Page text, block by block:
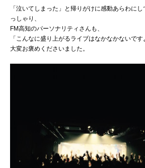
「泣いてしまった」と帰りがけに感動あらわに
っしゃり、
FM高知のパーソナリティさんも、
「こんなに盛り上がるライブはなかなかないです
大変お褒めくださいました。